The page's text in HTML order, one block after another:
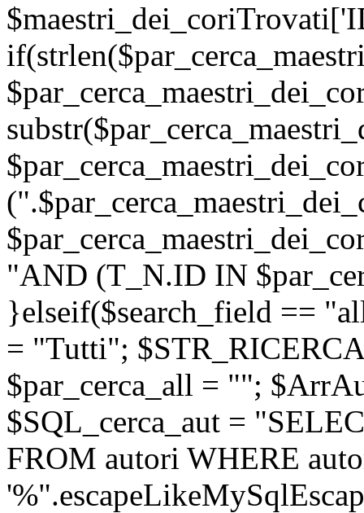
"AND (T_N.ID IN
}elseif($search_field ==
= "Tutti";
$par_cerca_all = "";
$SQL_cerca_aut =
FROM autori WHERE